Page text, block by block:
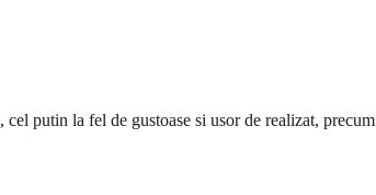
, cel putin la fel de gustoase si usor de realizat, precum